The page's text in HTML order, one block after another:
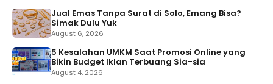
Jual Emas Tanpa Surat di Solo, Emang Bisa?
Simak Dulu Yuk
August 6, 2026
5 Kesalahan UMKM Saat Promosi Online yang
Bikin Budget Iklan Terbuang Sia-sia
August 4, 2026